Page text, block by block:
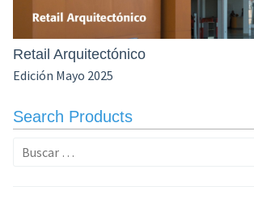
Retail Arquitectónico
Edición Mayo 2025
Search Products
Buscar: